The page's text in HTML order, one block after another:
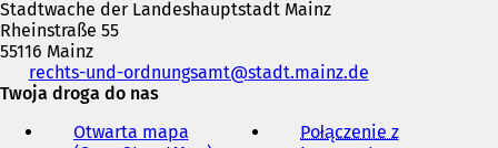
Stadtwache der Landeshauptstadt Mainz
Rheinstraße 55
55116 Mainz
Telefon,
faks
adres
rechts-und-ordnungsamt stadt.mainz de
Twoja droga do nas
Otwarta mapa
Połączenie z